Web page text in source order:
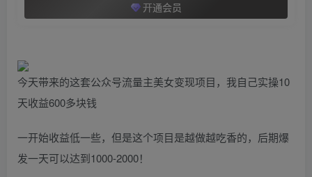
开通会员
今天带来的这套公众号流量主美女变现项目，我自己实操10
天收益600多块钱
一开始收益低一些，但是这个项目是越做越吃香的，后期爆
发一天可以达到1000-2000！